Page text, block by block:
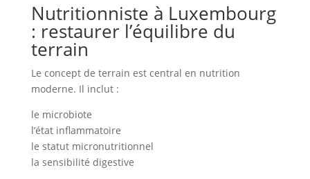
Nutritionniste à Luxembourg
: restaurer l’équilibre du
terrain
Le concept de terrain est central en nutrition
moderne. Il inclut :
le microbiote
l’état inflammatoire
le statut micronutritionnel
la sensibilité digestive